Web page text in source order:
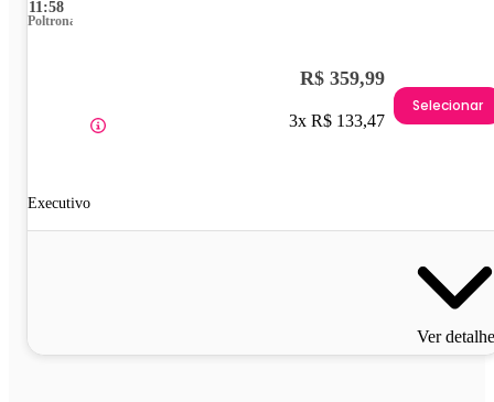
11:58
Poltrona
Executivo
R$ 359,99
3x R$ 133,47
Selecionar
Ver